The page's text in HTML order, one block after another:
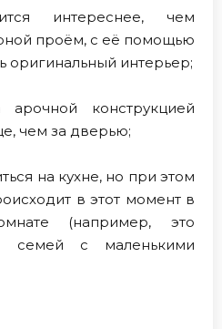
интереснее, чем
проём, с её помощью
оригинальный интерьер;
арочной конструкцией
чем за дверью;
на кухне, но при этом
в этот момент в
(например, это
семей с маленькими